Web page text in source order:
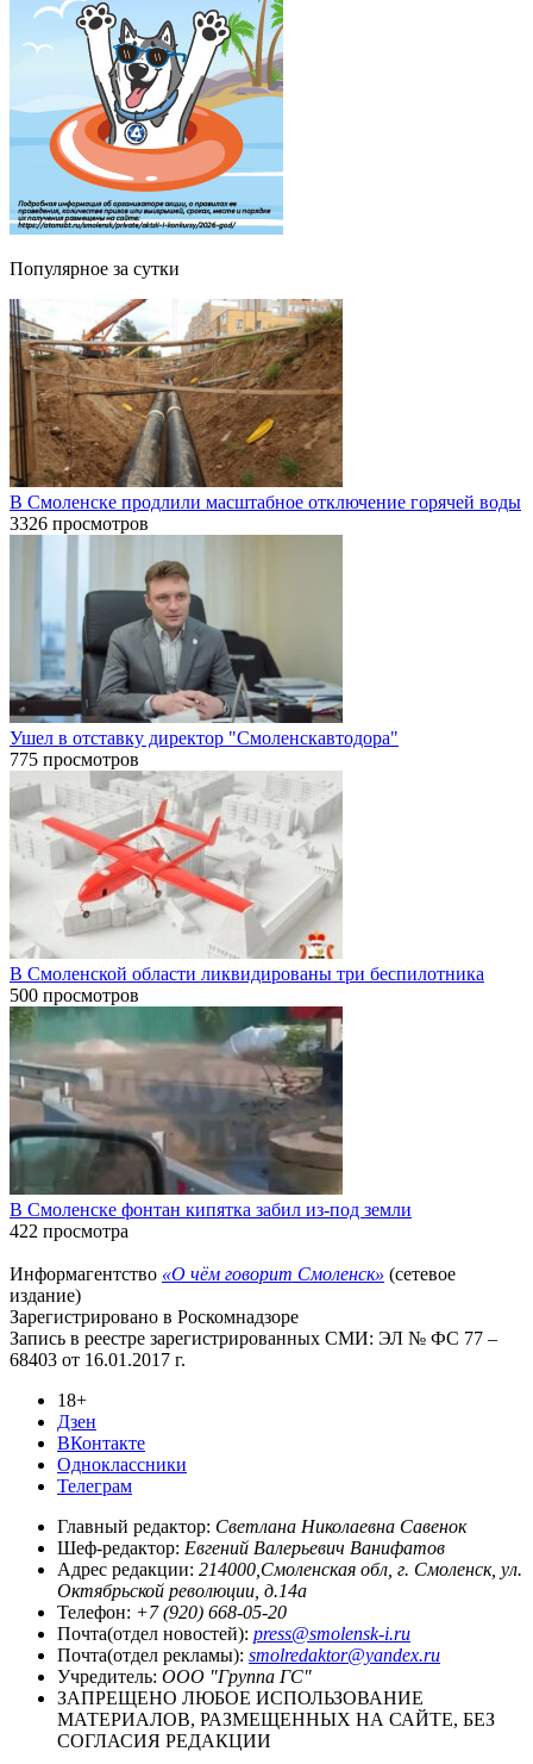
Популярное за сутки
В Смоленске продлили масштабное отключение горячей воды
3326 просмотров
Ушел в отставку директор "Смоленскавтодора"
775 просмотров
В Смоленской области ликвидированы три беспилотника
500 просмотров
В Смоленске фонтан кипятка забил из-под земли
422 просмотра
Информагентство «О чём говорит Смоленск» (сетевое
издание)
Зарегистрировано в Роскомнадзоре
Запись в реестре зарегистрированных СМИ: ЭЛ № ФС 77 –
68403 от 16.01.2017 г.
18+
Дзен
ВКонтакте
Одноклассники
Телеграм
Главный редактор: Светлана Николаевна Савенок
Шеф-редактор: Евгений Валерьевич Ванифатов
Адрес редакции: 214000,Смоленская обл, г. Смоленск, ул.
Октябрьской революции, д.14а
Телефон: +7 (920) 668-05-20
Почта(отдел новостей): press@smolensk-i.ru
Почта(отдел рекламы): smolredaktor@yandex.ru
Учредитель: ООО "Группа ГС"
ЗАПРЕЩЕНО ЛЮБОЕ ИСПОЛЬЗОВАНИЕ
МАТЕРИАЛОВ, РАЗМЕЩЕННЫХ НА САЙТЕ, БЕЗ
СОГЛАСИЯ РЕДАКЦИИ